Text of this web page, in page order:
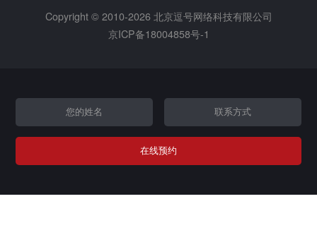
Copyright © 2010-2026 北京逗号网络科技有限公司
京ICP备18004858号-1